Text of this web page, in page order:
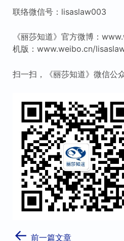
联络微信号：lisaslaw003
《丽莎知道》官方微博：
机版：www.weibo.cn/
扫一扫，《丽莎知道》微信公
← 前一篇文章